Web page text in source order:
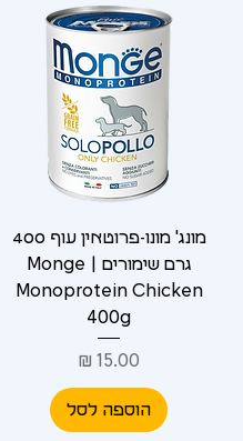
מונג' מונו-פרוטאין עוף 400
גרם שימורים | Monge
Monoprotein Chicken
400g
מחיר
הוספה לסל